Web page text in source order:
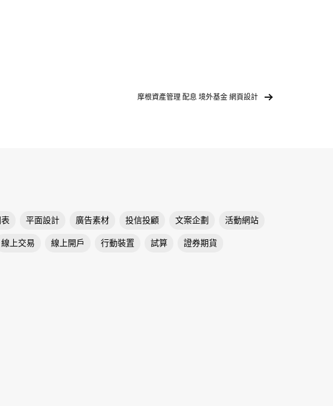
摩根資產管理 配息 境外基金 網頁設計
平面設計 廣告素材 投信投顧 文案企劃 活動網站
線上交易 線上開戶 行動裝置 試算 證券期貨